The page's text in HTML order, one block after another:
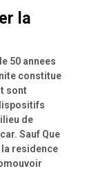
la
50 annees
constitue
sont
de
Sauf Que
residence